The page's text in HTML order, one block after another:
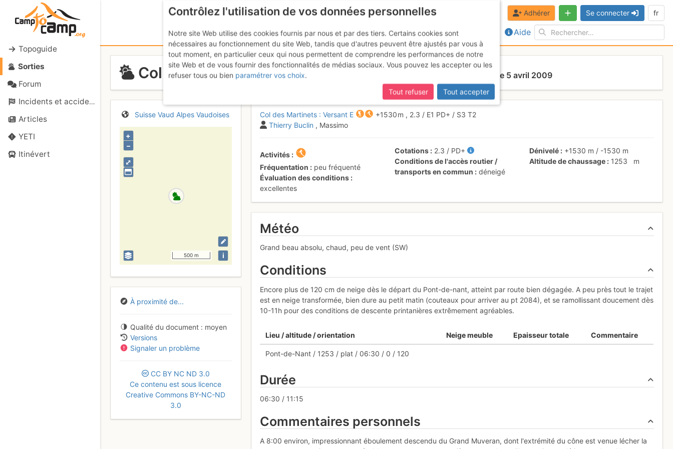
Topoguide
Sorties
Forum
Incidents et accidents
Articles
YETI
Itinévert
Aide
Adhérer Se connecter fr
Col des Martinets : Depuis les Plans-sur-Bex Dimanche 5 avril 2009
Suisse Vaud Alpes Vaudoises
⤢
+
–
500 m i
À proximité de...
Qualité du document
moyen
Versions
Signaler un problème
CC BY NC ND 3.0
Ce contenu est sous licence
Creative Commons BY-NC-ND
3.0
Col des Martinets : Versant E +1530 m , 2.3 / E1 PD+ / S3T2
Thierry Buclin , Massimo
Activités
Fréquentation
peu fréquenté
Évaluation des conditions
excellentes
Cotations 2.3 / PD+
Conditions de l'accès routier /
transports en commun
déneigé
Dénivelé +1530 m / -1530 m
Altitude de chaussage
1253 m
Météo
Grand beau absolu, chaud, peu de vent (SW)
Conditions
Encore plus de 120 cm de neige dès le départ du Pont-de-nant, atteint par route bien dégagée. A peu près tout le trajet
est en neige transformée, bien dure au petit matin (couteaux pour arriver au pt 2084), et se ramollissant doucement dès
10-11h pour des conditions de descente printanières extrêmement agréables.
Lieu / altitude / orientation Neige meuble Epaisseur totale Commentaire
Pont-de-Nant / 1253 / plat / 06:30 / 0 / 120
Durée
06:30 / 11:15
Commentaires personnels
A 8:00 environ, impressionnant éboulement descendu du Grand Muveran, dont l'extrémité du cône est venue lécher la
Contrôlez l'utilisation de vos données personnelles
Notre site Web utilise des cookies fournis par nous et par des tiers. Certains cookies sont
nécessaires au fonctionnement du site Web, tandis que d'autres peuvent être ajustés par vous à
tout moment, en particulier ceux qui nous permettent de comprendre les performances de notre
site Web et de vous fournir des fonctionnalités de médias sociaux. Vous pouvez les accepter ou les
refuser tous ou bien paramétrer vos choix.
Tout refuser
Tout accepter